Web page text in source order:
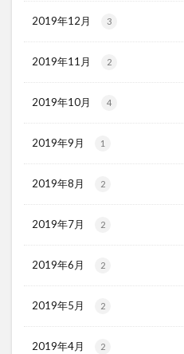
2019年12月 3
2019年11月 2
2019年10月 4
2019年9月 1
2019年8月 2
2019年7月 2
2019年6月 2
2019年5月 2
2019年4月 2